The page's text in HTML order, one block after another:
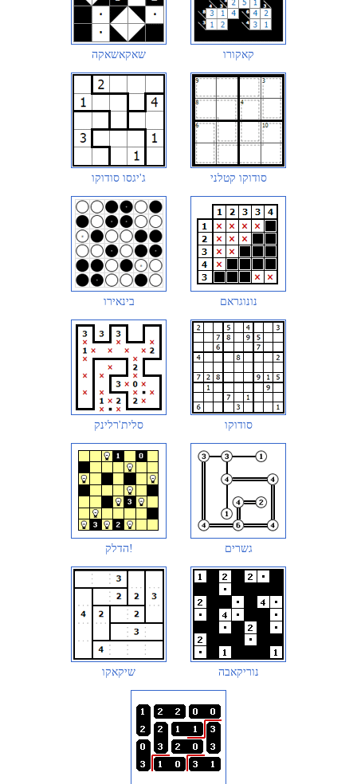
שאקאשאקה קאקורו
ג'יגסו סודוקו סודוקו קטלני
בינאירו נונוגראם
סלית'רלינק סודוקו
הדלק! גשרים
שיקאקו נוריקאבה